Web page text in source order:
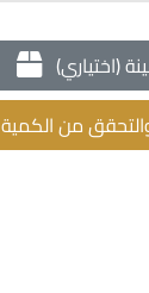
(اختياري)
من الكمية